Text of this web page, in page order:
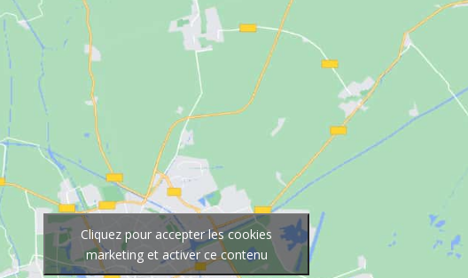
Cliquez pour accepter les cookies
marketing et activer ce contenu